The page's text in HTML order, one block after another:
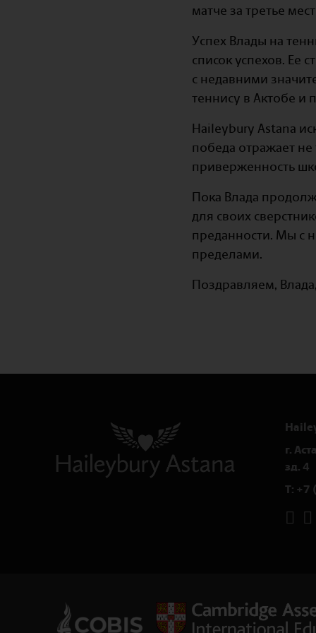
матче за третье
Успех Влады на
список успехов. Ее
с недавними
теннису в Актобе и
Haileybury Astana
победа отражает
приверженность
Пока Влада
для своих
преданности. Мы с
пределами.
Поздравляем,
г.
зд. 4
T: +7